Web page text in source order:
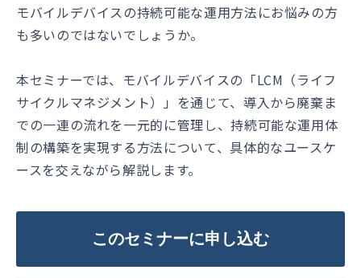
モバイルデバイスの持続可能な運用方法にお悩みの方
も多いのではないでしょうか。
本セミナーでは、モバイルデバイスの「LCM（ライフ
サイクルマネジメント）」を通じて、導入から廃棄ま
での一連の流れを一元的に管理し、持続可能な運用体
制の構築を実現する方法について、具体的なユースケ
ースを交えながら解説します。
このセミナーに申し込む